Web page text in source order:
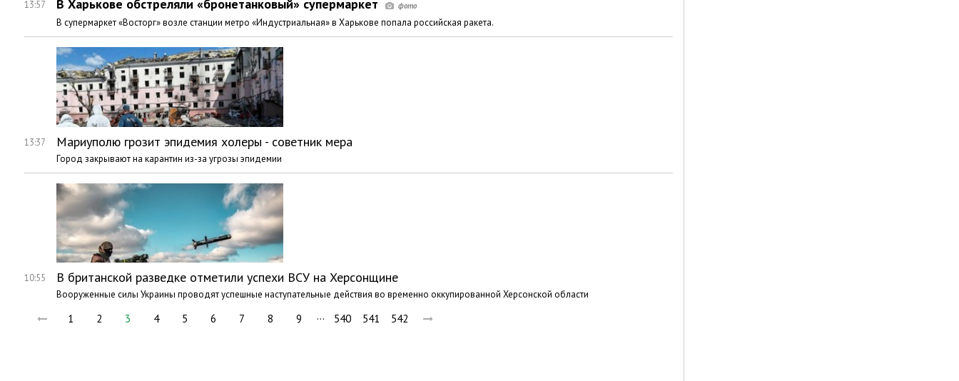
13:57 В Харькове обстреляли «бронетанковый» супермаркет
В супермаркет «Восторг» возле станции метро «Индустриальная» в Харькове попала российская ракета.
13:37 Мариуполю грозит эпидемия холеры - советник мера
Город закрывают на карантин из-за угрозы эпидемии
10:55 В британской разведке отметили успехи ВСУ на Херсонщине
Вооруженные силы Украины проводят успешные наступательные действия во временно оккупированной Херсонской области
1 2 3 4 5 6 7 8 9 … 540 541 542